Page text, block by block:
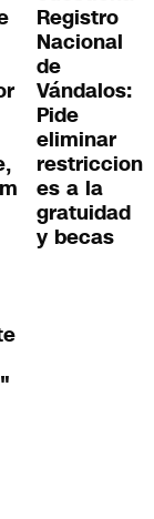
Registro
Nacional
de
Vándalos:
Pide
eliminar
restriccion
es a la
gratuidad
y becas